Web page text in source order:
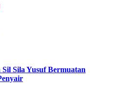
Sila Yusuf Bermuatan